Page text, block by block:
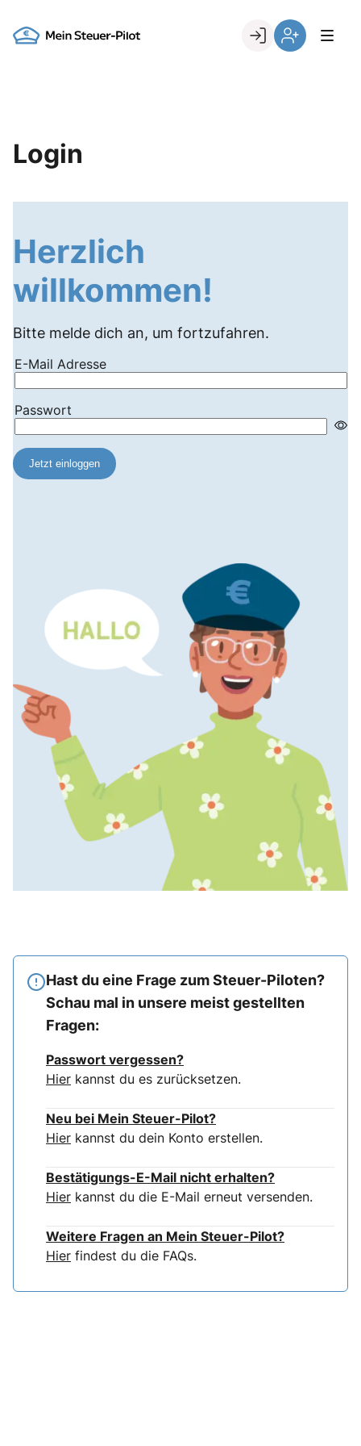
content
Go to landing page.
Login
Herzlich
willkommen!
Bitte melde dich an, um fortzufahren.
Hast du eine Frage zum Steuer-Piloten?
Schau mal in unsere meist gestellten
Fragen:
Passwort vergessen?
Hier kannst du es zurücksetzen.
Neu bei Mein Steuer-Pilot?
Hier kannst du dein Konto erstellen.
Bestätigungs-E-Mail nicht erhalten?
Hier kannst du die E-Mail erneut versenden.
Weitere Fragen an Mein Steuer-Pilot?
Hier findest du die FAQs.